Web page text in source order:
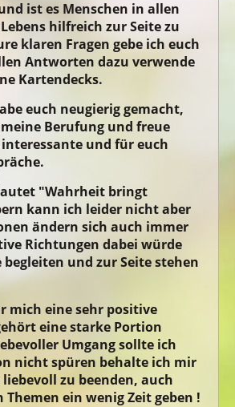
ist es Menschen in allen
hilfreich zur Seite zu
klaren Fragen gebe ich euch
Antworten dazu verwende
Kartendecks.
euch neugierig gemacht,
Berufung und freue
und für euch
"Wahrheit bringt
kann ich leider nicht aber
ändern sich auch immer
Richtungen dabei würde
begleiten und zur Seite stehen
mich eine sehr positive
eine starke Portion
Umgang sollte ich
nicht spüren behalte ich mir
liebevoll zu beenden, auch
ein wenig Zeit geben !